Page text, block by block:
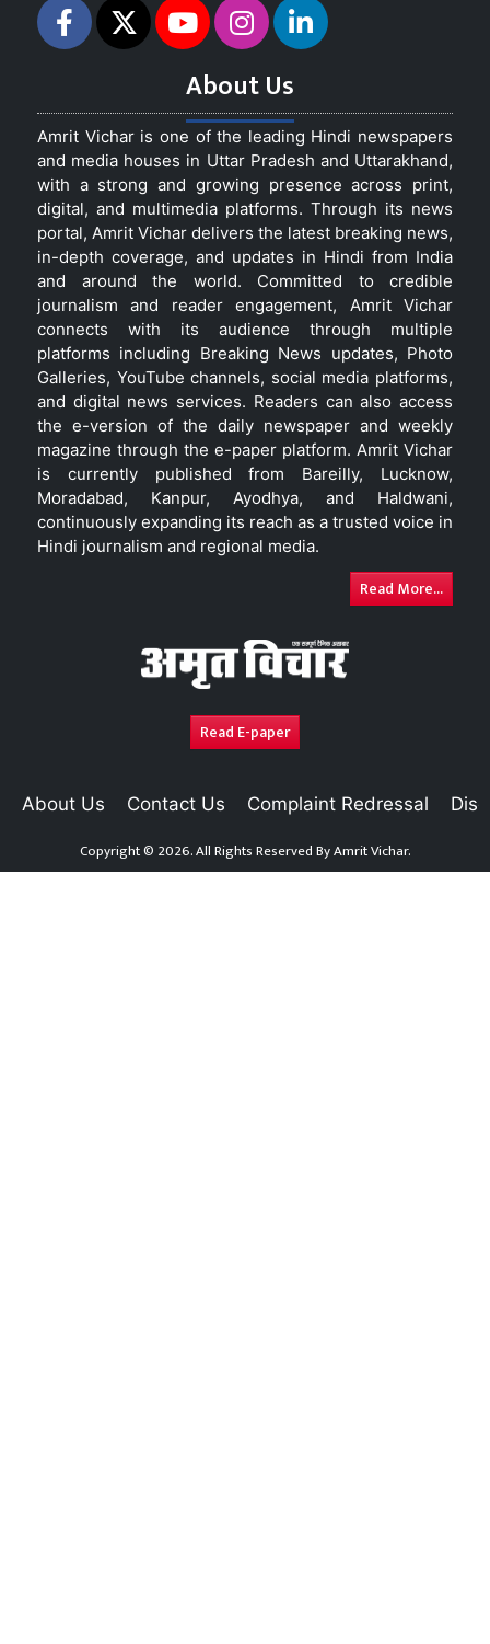
About Us
Amrit Vichar is one of the leading Hindi newspapers
and media houses in Uttar Pradesh and Uttarakhand,
with a strong and growing presence across print,
digital, and multimedia platforms. Through its news
portal, Amrit Vichar delivers the latest breaking news,
in-depth coverage, and updates in Hindi from India
and around the world. Committed to credible
journalism and reader engagement, Amrit Vichar
connects with its audience through multiple
platforms including Breaking News updates, Photo
Galleries, YouTube channels, social media platforms,
and digital news services. Readers can also access
the e-version of the daily newspaper and weekly
magazine through the e-paper platform. Amrit Vichar
is currently published from Bareilly, Lucknow,
Moradabad, Kanpur, Ayodhya, and Haldwani,
continuously expanding its reach as a trusted voice in
Hindi journalism and regional media.
Read More...
Read E-paper
About Us Contact Us Complaint Redressal
Copyright © 2026. All Rights Reserved ByAmrit Vichar.